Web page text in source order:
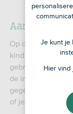
Aangifte doen?
Op de site van de
kind online
gebruiken. De
de informatie
gegevens, vul de
of je kind recht
Je kunt je
Hier vind